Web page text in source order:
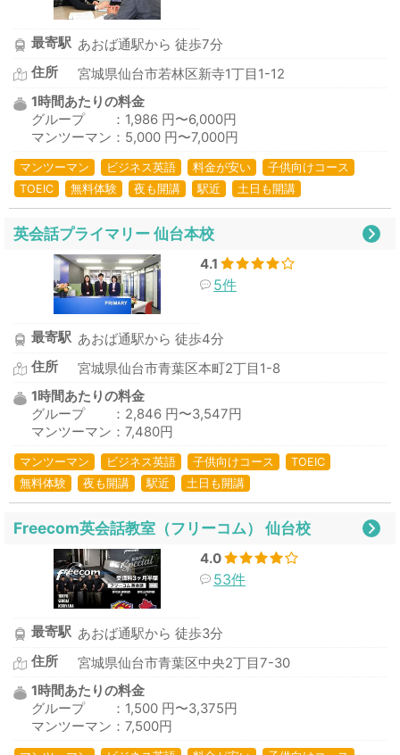
最寄駅 あおば通駅から 徒歩7分
住所
宮城県仙台市若林区新寺1丁目1-12
1時間あたりの料金
グループ ：1,986 円〜6,000円
マンツーマン：5,000 円〜7,000円
マンツーマン ビジネス英語 料金が安い
子供向けコース
TOEIC
無料体験 夜も開講 駅近 土日も開講
英会話プライマリー 仙台本校
4.1
5件
最寄駅 あおば通駅から 徒歩4分
住所
宮城県仙台市青葉区本町2丁目1-8
1時間あたりの料金
グループ ：2,846 円〜3,547円
マンツーマン：7,480円
マンツーマン ビジネス英語 子供向けコース
TOEIC
無料体験
夜も開講 駅近 土日も開講
Freecom英会話教室（フリーコム） 仙台校
4.0
53件
最寄駅 あおば通駅から 徒歩3分
住所
宮城県仙台市青葉区中央2丁目7-30
1時間あたりの料金
グループ ：1,500 円〜3,375円
マンツーマン：7,500円